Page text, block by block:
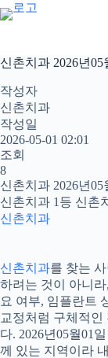
본
문
로
건
너
뛰
기
신촌치과 2026년05
작성자
신촌치과
작성일
2026-05-01 02:01
조회
8
신촌치과 2026년05
신촌치과 1등 신촌
신촌치과
신촌치과를 찾는
하려는 것이 아니
요 여부, 임플란트
교정처럼 구체적인
다. 2026년05월01
께 있는 지역이라